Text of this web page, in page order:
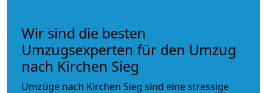
Wir sind die besten
Umzugsexperten für den Umzug
nach Kirchen Sieg
Umzüge nach Kirchen Sieg sind eine stressige